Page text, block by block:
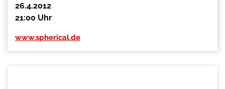
26.4.2012
21:00 Uhr
www.spherical.de